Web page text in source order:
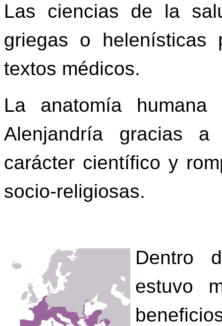
Las ciencias de la
griegas o helenísticas
textos médicos.
La anatomía
Alenjandría gracias
carácter científico y
socio-religiosas.
Dentro
estuvo